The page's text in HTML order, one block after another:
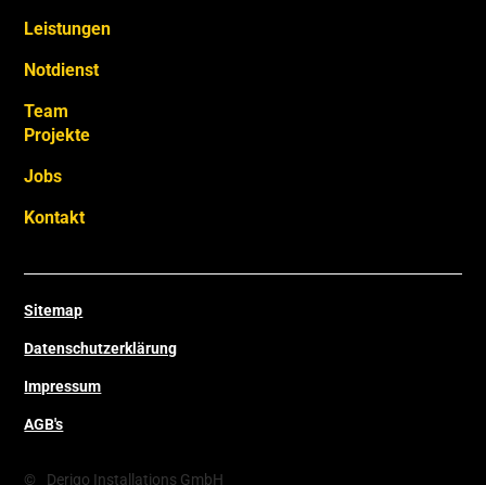
Leistungen
Notdienst
Team
Projekte
Jobs
Kontakt
Sitemap
Datenschutzerklärung
Impressum
AGB's
© Derigo Installations GmbH